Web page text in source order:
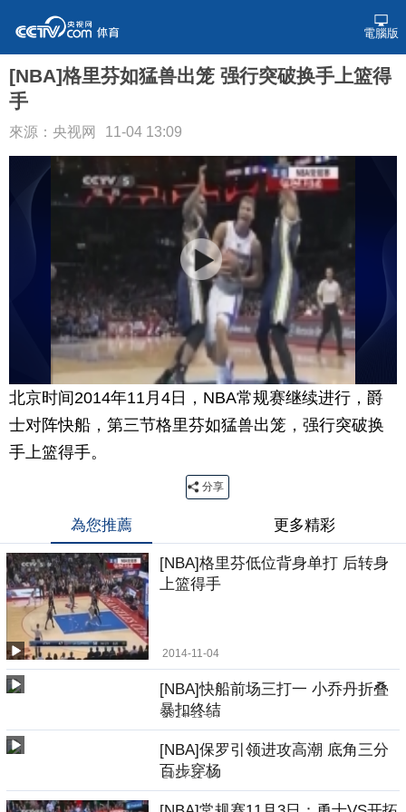
電腦版
[NBA]格里芬如猛兽出笼 强行突破换手上篮得
手
來源：央视网 11-04 13:09
北京时间2014年11月4日，NBA常规赛继续进行，爵
士对阵快船，第三节格里芬如猛兽出笼，强行突破换
手上篮得手。
分享
為您推薦 更多精彩
[NBA]格里芬低位背身单打 后转身
上篮得手
2014-11-04
[NBA]快船前场三打一 小乔丹折叠
暴扣终结
2014-11-04
[NBA]保罗引领进攻高潮 底角三分
百步穿杨
2014-11-04